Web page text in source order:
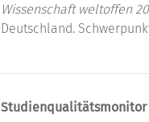
Wissenschaft weltoffen
Deutschland.
Studienqualitätsmonitor